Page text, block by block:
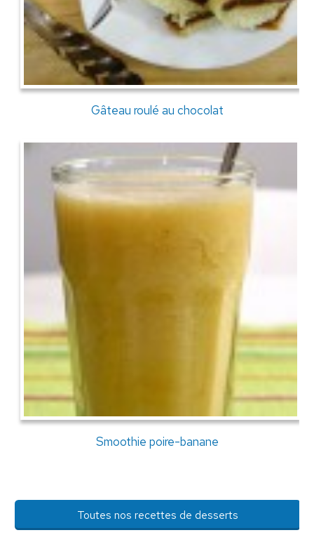
Gâteau roulé au chocolat
Smoothie poire-banane
Toutes nos recettes de desserts